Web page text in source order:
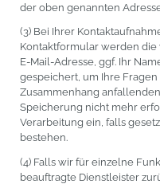
der oben genannten
(3) Bei Ihrer
Kontaktformular werden
E-Mail-Adresse, ggf. Ihr
gespeichert, um Ihre
Zusammenhang
Speicherung nicht mehr
Verarbeitung ein, falls
bestehen.
(4) Falls wir für einzelne
beauftragte Dienstleister